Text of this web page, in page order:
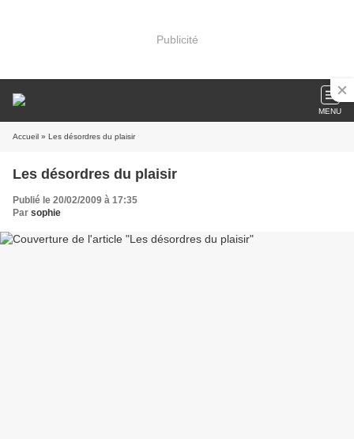
Publicité
MENU
Accueil » Les désordres du plaisir
Les désordres du plaisir
Publié le 20/02/2009 à 17:35
Par sophie